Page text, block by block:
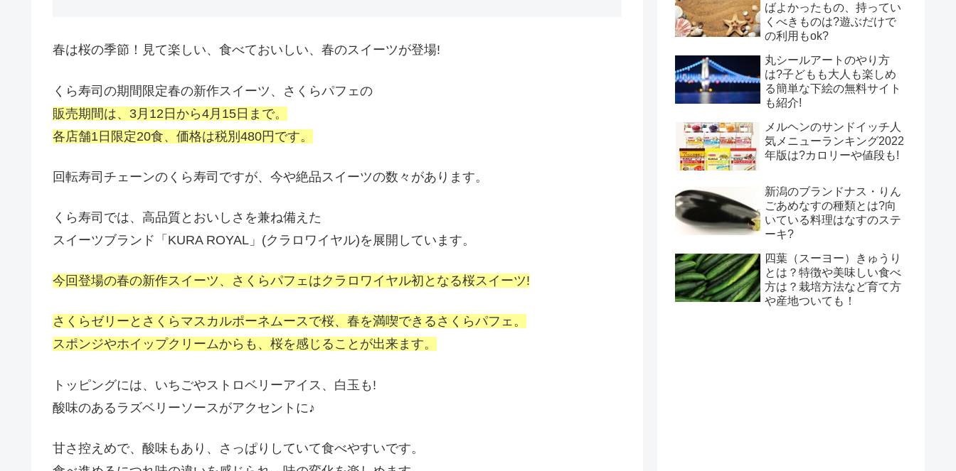
春は桜の季節！見て楽しい、食べておいしい、春のスイーツが登場!
くら寿司の期間限定春の新作スイーツ、さくらパフェの
販売期間は、3月12日から4月15日まで。
各店舗1日限定20食、価格は税別480円です。
回転寿司チェーンのくら寿司ですが、今や絶品スイーツの数々があります。
くら寿司では、高品質とおいしさを兼ね備えた
スイーツブランド「KURA ROYAL」(クラロワイヤル)を展開しています。
今回登場の春の新作スイーツ、さくらパフェはクラロワイヤル初となる桜スイーツ!
さくらゼリーとさくらマスカルポーネムースで桜、春を満喫できるさくらパフェ。
スポンジやホイップクリームからも、桜を感じることが出来ます。
トッピングには、いちごやストロベリーアイス、白玉も!
酸味のあるラズベリーソースがアクセントに♪
甘さ控えめで、酸味もあり、さっぱりしていて食べやすいです。
ばよかったもの、持ってい
くべきものは?遊ぶだけで
の利用もok?
丸シールアートのやり方
は?子どもも大人も楽しめ
る簡単な下絵の無料サイト
も紹介!
メルヘンのサンドイッチ人
気メニューランキング2022
年版は?カロリーや値段も!
新潟のブランドナス・りん
ごあめなすの種類とは?向
いている料理はなすのステ
ーキ?
四葉（スーヨー）きゅうり
とは？特徴や美味しい食べ
方は？栽培方法など育て方
や産地ついても！